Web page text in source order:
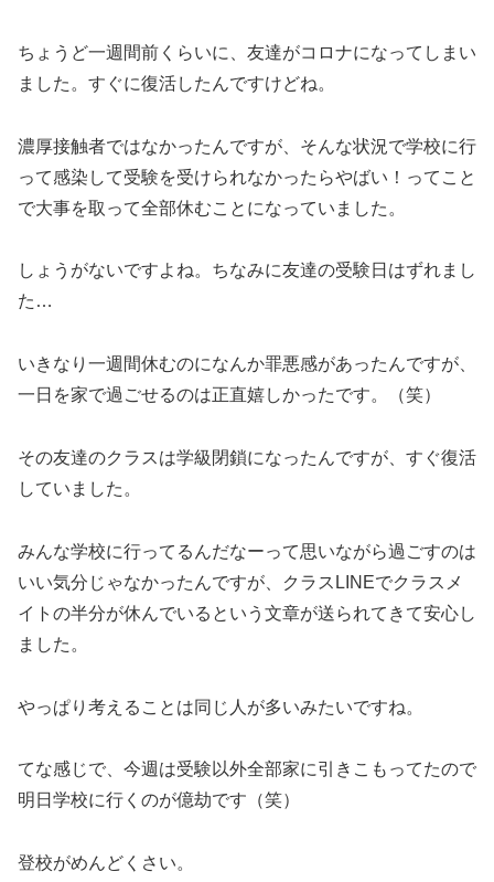
ちょうど一週間前くらいに、友達がコロナになってしまい
ました。すぐに復活したんですけどね。
濃厚接触者ではなかったんですが、そんな状況で学校に行
って感染して受験を受けられなかったらやばい！ってこと
で大事を取って全部休むことになっていました。
しょうがないですよね。ちなみに友達の受験日はずれまし
た…
いきなり一週間休むのになんか罪悪感があったんですが、
一日を家で過ごせるのは正直嬉しかったです。（笑）
その友達のクラスは学級閉鎖になったんですが、すぐ復活
していました。
みんな学校に行ってるんだなーって思いながら過ごすのは
いい気分じゃなかったんですが、クラスLINEでクラスメ
イトの半分が休んでいるという文章が送られてきて安心し
ました。
やっぱり考えることは同じ人が多いみたいですね。
てな感じで、今週は受験以外全部家に引きこもってたので
明日学校に行くのが億劫です（笑）
登校がめんどくさい。